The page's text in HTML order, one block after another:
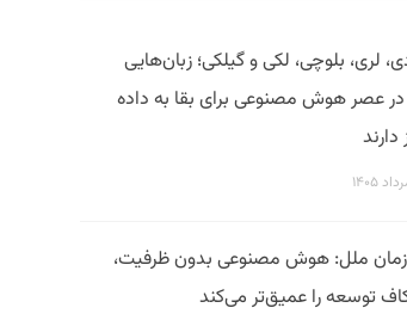
لری، بلوچی، لکی و گیلکی؛ زبان‌هایی
عصر هوش مصنوعی برای بقا به داده
دارند
ملل: هوش مصنوعی بدون ظرفیت،
توسعه را عمیق‌تر می‌کند